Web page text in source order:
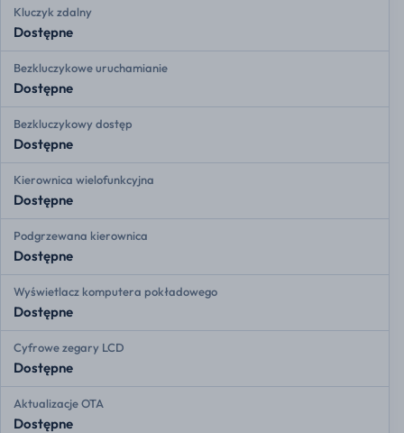
Kluczyk zdalny
Dostępne
Bezkluczykowe uruchamianie
Dostępne
Bezkluczykowy dostęp
Dostępne
Kierownica wielofunkcyjna
Dostępne
Podgrzewana kierownica
Dostępne
Wyświetlacz komputera pokładowego
Dostępne
Cyfrowe zegary LCD
Dostępne
Aktualizacje OTA
Dostępne